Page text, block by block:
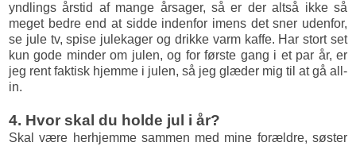
yndlings årstid af mange årsager, så er der altså ikke så
meget bedre end at sidde indenfor imens det sner udenfor,
se jule tv, spise julekager og drikke varm kaffe. Har stort set
kun gode minder om julen, og for første gang i et par år, er
jeg rent faktisk hjemme i julen, så jeg glæder mig til at gå all-
in.
4. Hvor skal du holde jul i år?
Skal være herhjemme sammen med mine forældre, søster